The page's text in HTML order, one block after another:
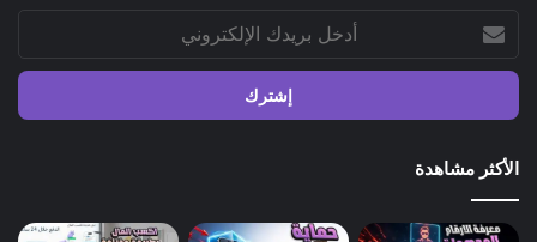
بريدك
الإلكتروني
الأكثر مشاهدة